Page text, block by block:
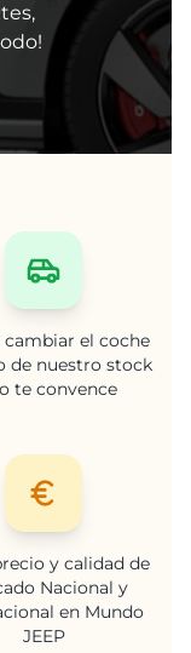
cambiar el coche
de nuestro stock
te convence
y calidad de
Nacional y
en Mundo
JEEP